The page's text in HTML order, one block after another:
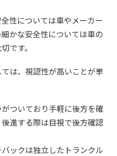
性については車やメーカー
かな安全性については車の
です。
は、視認性が高いことが挙
ついており手軽に後方を確
進する際は目視で後方確認
ックは独立したトランクル